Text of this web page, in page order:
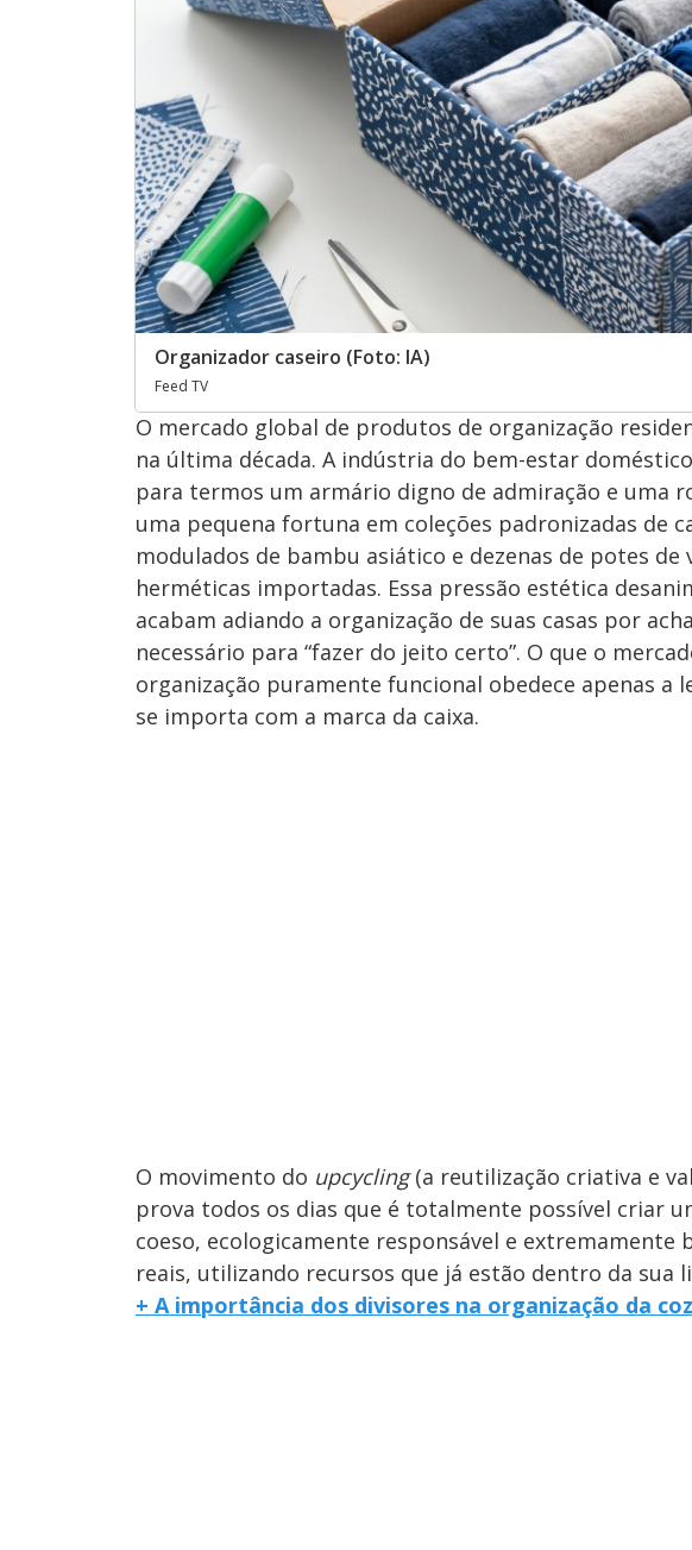
Organizador caseiro (Foto: IA)
Feed TV
O mercado global de produtos de organização
na última década. A indústria do bem-estar
para termos um armário digno de admiração e uma
uma pequena fortuna em coleções padronizadas de
modulados de bambu asiático e dezenas de potes
herméticas importadas. Essa pressão estética
acabam adiando a organização de suas casas por
necessário para “fazer do jeito certo”. O que o
organização puramente funcional obedece apenas a
se importa com a marca da caixa.
O movimento do upcycling(a reutilização criativa e
prova todos os dias que é totalmente possível criar
coeso, ecologicamente responsável e
reais, utilizando recursos que já estão dentro da sua
+ A importância dos divisores na organização da